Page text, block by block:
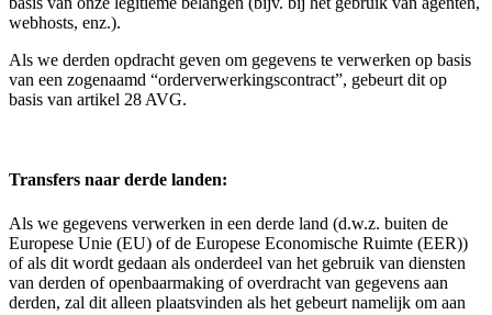
webhosts, enz.).
Als we derden opdracht geven om gegevens te verwerken op basis
van een zogenaamd “orderverwerkingscontract”, gebeurt dit op
basis van artikel 28 AVG.
Transfers naar derde landen:
Als we gegevens verwerken in een derde land (d.w.z. buiten de
Europese Unie (EU) of de Europese Economische Ruimte (EER))
of als dit wordt gedaan als onderdeel van het gebruik van diensten
van derden of openbaarmaking of overdracht van gegevens aan
derden, zal dit alleen plaatsvinden als het gebeurt namelijk om aan